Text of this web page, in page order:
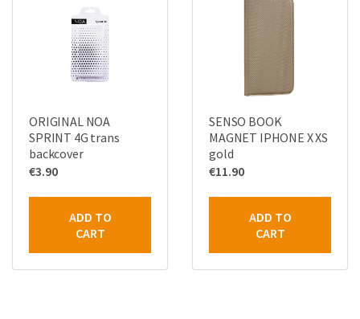
ORIGINAL NOA
SPRINT 4G trans
backcover
€3.90
ADD TO
CART
SENSO BOOK
MAGNET IPHONE X XS
gold
€11.90
ADD TO
CART